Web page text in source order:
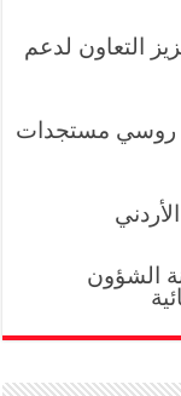
التعاون لدعم
روسي مستجدات
الشؤون